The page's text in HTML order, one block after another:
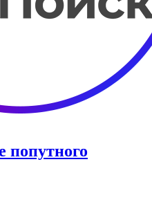
попутного